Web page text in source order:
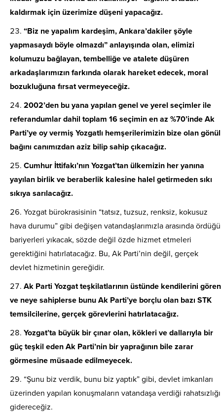
kaldırmak için üzerimize düşeni yapacağız.
“Biz ne yapalım kardeşim, Ankara’dakiler şöyle
yapmasaydı böyle olmazdı” anlayışında olan, elimizi
kolumuzu bağlayan, tembelliğe ve atalete düşüren
arkadaşlarımızın farkında olarak hareket edecek, moral
bozukluğuna fırsat vermeyeceğiz.
2002’den bu yana yapılan genel ve yerel seçimler ile
referandumlar dahil toplam 16 seçimin en az %70’inde Ak
Parti’ye oy vermiş Yozgatlı hemşerilerimizin bize olan gönül
bağını canımızdan aziz bilip sahip çıkacağız.
Cumhur İttifakı’nın Yozgat’tan ülkemizin her yanına
yayılan birlik ve beraberlik kalesine halel getirmeden sıkı
sıkıya sarılacağız.
Yozgat bürokrasisinin “tatsız, tuzsuz, renksiz, kokusuz
hava durumu” gibi değişen vatandaşlarımızla arasında ördüğü
bariyerleri yıkacak, sözde değil özde hizmet etmeleri
gerektiğini hatırlatacağız. Bu, Ak Parti’nin değil, gerçek
devlet hizmetinin gereğidir.
Ak Parti Yozgat teşkilatlarının üstünde kendilerini gören
ve neye sahiplerse bunu Ak Parti’ye borçlu olan bazı STK
temsilcilerine, gerçek görevlerini hatırlatacağız.
Yozgat’ta büyük bir çınar olan, kökleri ve dallarıyla bir
güç teşkil eden Ak Parti’nin bir yaprağının bile zarar
görmesine müsaade edilmeyecek.
“Şunu biz verdik, bunu biz yaptık” gibi, devlet imkanları
üzerinden yapılan konuşmaların vatandaşa verdiği rahatsızlığı
gidereceğiz.